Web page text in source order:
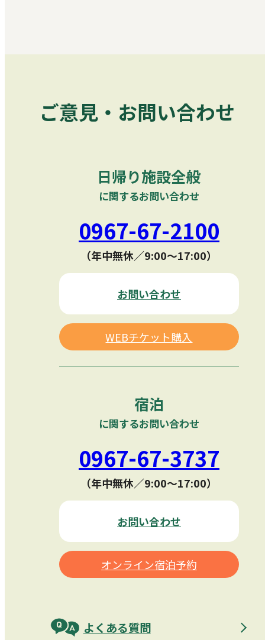
ご意見・お問い合わせ
日帰り施設全般
に関するお問い合わせ
0967-67-2100
（年中無休／9:00〜17:00）
お問い合わせ
WEBチケット購入
宿泊
に関するお問い合わせ
0967-67-3737
（年中無休／9:00〜17:00）
お問い合わせ
オンライン宿泊予約
よくある質問